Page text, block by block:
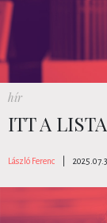
hír
ITT A
László Ferenc